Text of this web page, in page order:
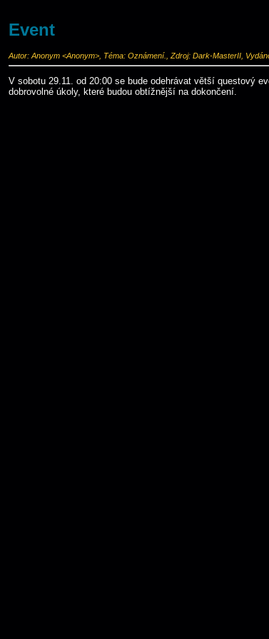
Event
Autor: Anonym <Anonym>, Téma: Oznámení., Zdroj: Dark-MasterII,
V sobotu 29.11. od 20:00 se bude odehrávat větší questový
dobrovolné úkoly, které budou obtížnější na dokončení.